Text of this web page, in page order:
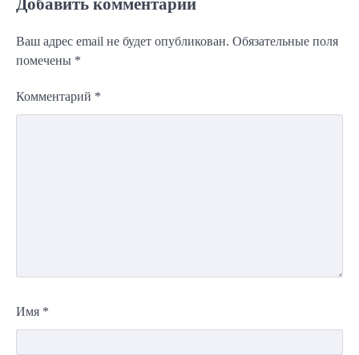
Ваш адрес email не будет опубликован. Обязательные поля
помечены *
Комментарий *
Имя *